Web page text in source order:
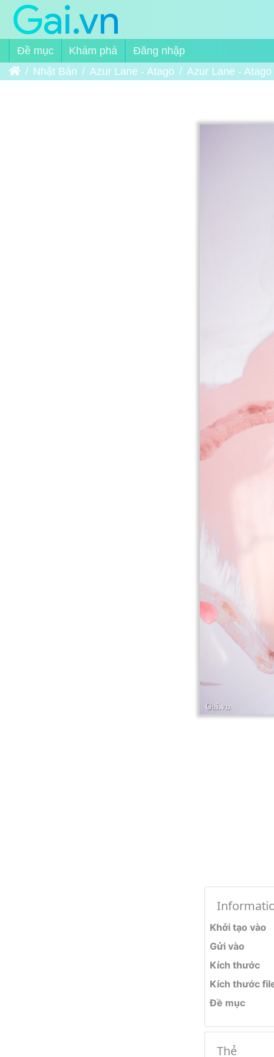
Đề mục Khám phá
Đăng nhập
Trang chủNhật Bản Azur Lane - Atago Azur Lane - Atago
Khởi tạo vào
Gửi vào
Kích thước
Kích thước
Đề mục
Thẻ